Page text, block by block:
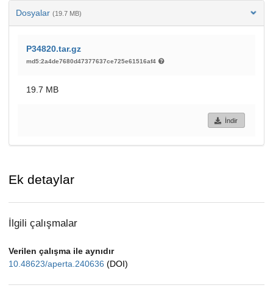
Dosyalar (19.7 MB)
P34820.tar.gz
md5:2a4de7680d47377637ce725e61516af4
19.7 MB
İndir
Ek detaylar
İlgili çalışmalar
Verilen çalışma ile aynıdır
10.48623/aperta.240636 (DOI)